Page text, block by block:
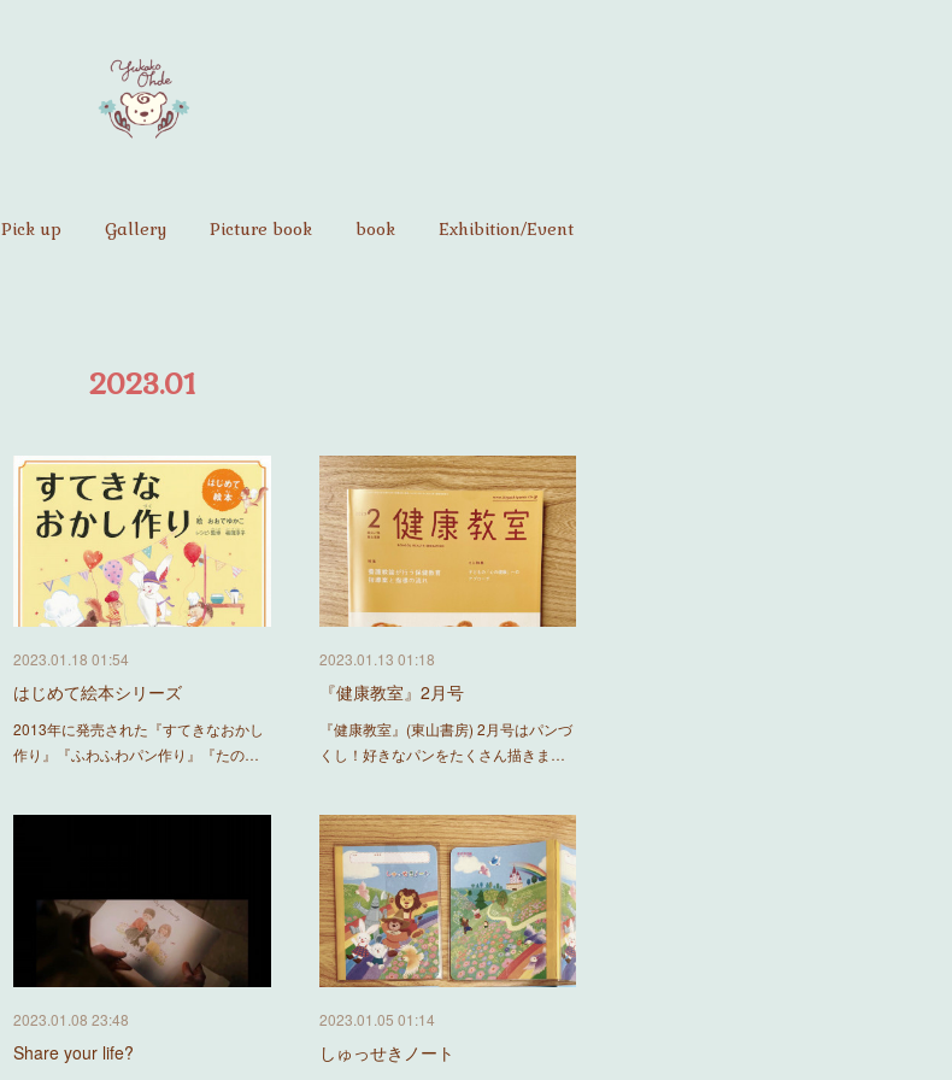
Pick up Gallery Picture book book Exhibition/Event
2023.01
2023.01.18 01:54
はじめて絵本シリーズ
2013年に発売された『すてきなおかし
作り』『ふわふわパン作り』『たの…
2023.01.13 01:18
『健康教室』2月号
『健康教室』(東山書房) 2月号はパンづ
くし！好きなパンをたくさん描きま…
2023.01.08 23:48
Share your life?
2023.01.05 01:14
しゅっせきノート